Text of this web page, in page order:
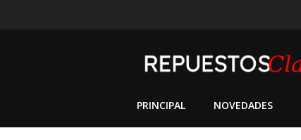
PRINCIPAL NOVEDADES